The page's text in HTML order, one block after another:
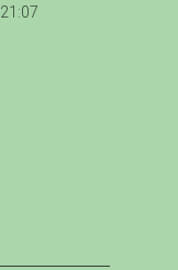
21:07